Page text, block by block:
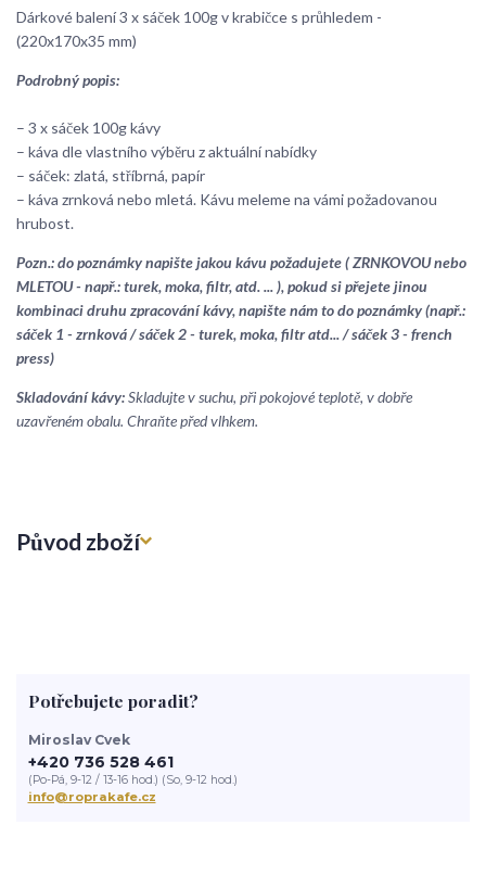
Dárkové balení 3 x sáček 100g v krabičce s průhledem -
(220x170x35 mm)
Podrobný popis:
– 3 x sáček 100g kávy
– káva dle vlastního výběru z aktuální nabídky
– sáček: zlatá, stříbrná, papír
– káva zrnková nebo mletá. Kávu meleme na vámi požadovanou
hrubost.
Pozn.: do poznámky napište jakou kávu požadujete ( ZRNKOVOU nebo
MLETOU - např.: turek, moka, filtr, atd. ... ), pokud si přejete jinou
kombinaci druhu zpracování kávy, napište nám to do poznámky (např.:
sáček 1 - zrnková / sáček 2 - turek, moka, filtr atd... / sáček 3 - french
press)
Skladování kávy:Skladujte v suchu, při pokojové teplotě, v dobře
uzavřeném obalu. Chraňte před vlhkem.
Původ zboží
Potřebujete poradit?
Miroslav Cvek
+420 736 528 461
(Po-Pá, 9-12 / 13-16 hod.) (So, 9-12 hod.)
info@roprakafe.cz